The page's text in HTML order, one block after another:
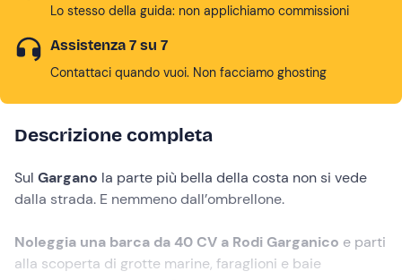
Lo stesso della guida: non applichiamo commissioni
Assistenza 7 su 7
Contattaci quando vuoi. Non facciamo ghosting
Descrizione completa
Sul Gargano la parte più bella della costa non si vede
dalla strada. E nemmeno dall’ombrellone.
Noleggia una barca da 40 CV a Rodi Garganico e parti
alla scoperta di grotte marine, faraglioni e baie